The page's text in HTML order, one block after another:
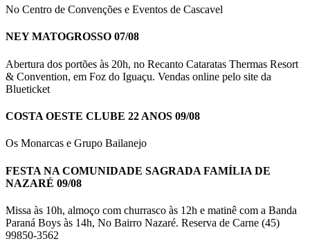
No Centro de Convenções e Eventos de Cascavel
NEY MATOGROSSO 07/08
Abertura dos portões às 20h, no Recanto Cataratas Thermas Resort
& Convention, em Foz do Iguaçu. Vendas online pelo site da
Blueticket
COSTA OESTE CLUBE 22 ANOS 09/08
Os Monarcas e Grupo Bailanejo
FESTA NA COMUNIDADE SAGRADA FAMÍLIA DE
NAZARÉ 09/08
Missa às 10h, almoço com churrasco às 12h e matinê com a Banda
Paraná Boys às 14h, No Bairro Nazaré. Reserva de Carne (45)
99850-3562